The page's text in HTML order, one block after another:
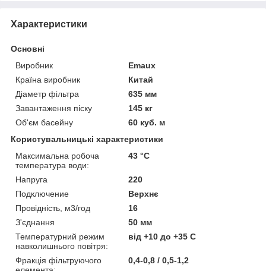
Характеристики
Основні
Виробник
Emaux
Країна виробник
Китай
Діаметр фільтра
635 мм
Завантаження піску
145 кг
Об'єм басейну
60 куб. м
Користувальницькі характеристики
Максимальна робоча
температура води:
43 °C
Напруга
220
Подключение
Верхнє
Провідність, м3/год
16
З'єднання
50 мм
Температурний режим
навколишнього повітря:
від +10 до +35 С
Фракція фільтруючого
0,4-0,8 / 0,5-1,2